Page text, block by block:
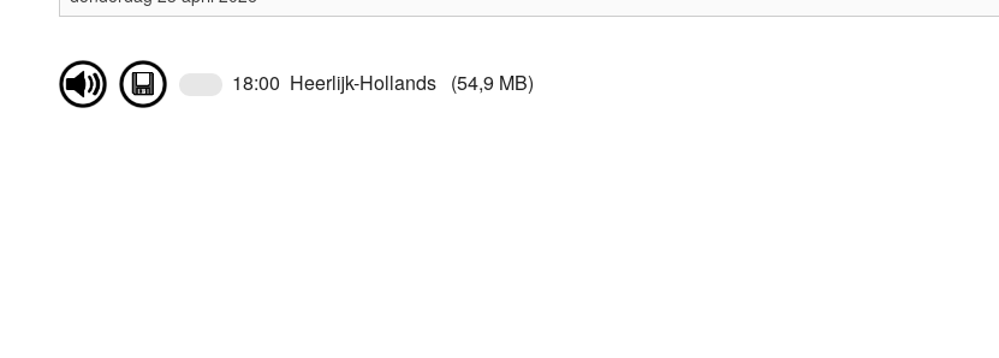
18:00 Heerlijk-Hollands (54,9 MB)